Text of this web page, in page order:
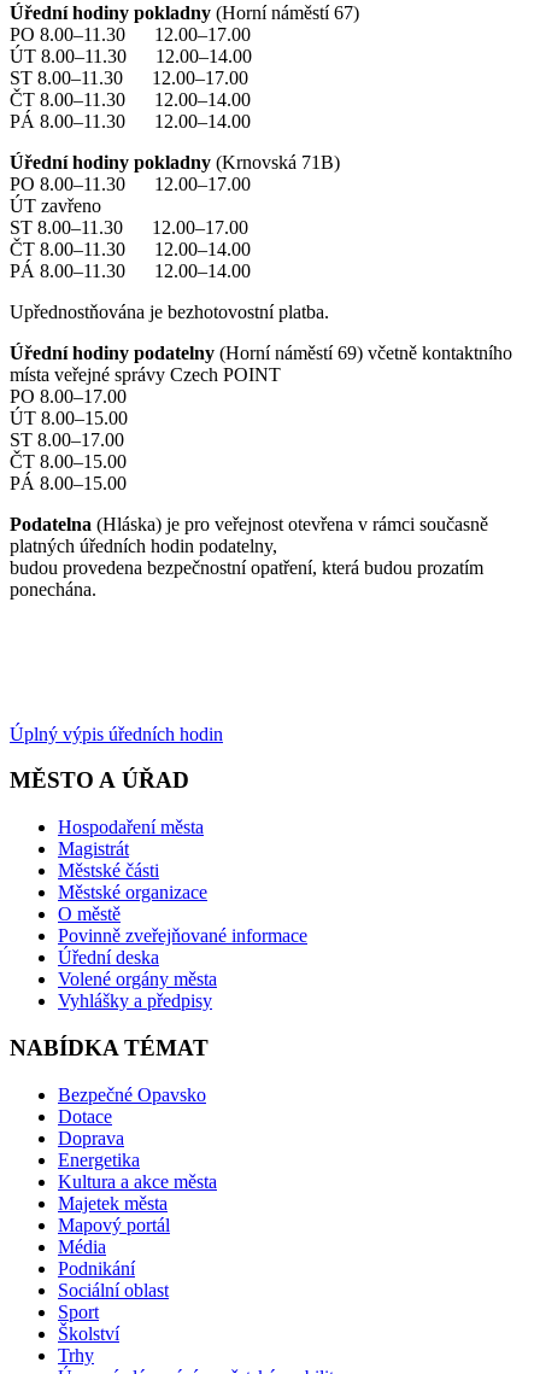
Úřední hodiny pokladny (Horní náměstí 67)
PO 8.00–11.30 12.00–17.00
ÚT 8.00–11.30 12.00–14.00
ST 8.00–11.30 12.00–17.00
ČT 8.00–11.30 12.00–14.00
PÁ 8.00–11.30 12.00–14.00
Úřední hodiny pokladny (Krnovská 71B)
PO 8.00–11.30 12.00–17.00
ÚT zavřeno
ST 8.00–11.30 12.00–17.00
ČT 8.00–11.30 12.00–14.00
PÁ 8.00–11.30 12.00–14.00
Upřednostňována je bezhotovostní platba.
Úřední hodiny podatelny (Horní náměstí 69) včetně kontaktního
místa veřejné správy Czech POINT
PO 8.00–17.00
ÚT 8.00–15.00
ST 8.00–17.00
ČT 8.00–15.00
PÁ 8.00–15.00
Podatelna (Hláska) je pro veřejnost otevřena v rámci současně
platných úředních hodin podatelny,
budou provedena bezpečnostní opatření, která budou prozatím
ponechána.
Úplný výpis úředních hodin
MĚSTO A ÚŘAD
Hospodaření města
Magistrát
Městské části
Městské organizace
O městě
Povinně zveřejňované informace
Úřední deska
Volené orgány města
Vyhlášky a předpisy
NABÍDKA TÉMAT
Bezpečné Opavsko
Dotace
Doprava
Energetika
Kultura a akce města
Majetek města
Mapový portál
Média
Podnikání
Sociální oblast
Sport
Školství
Trhy